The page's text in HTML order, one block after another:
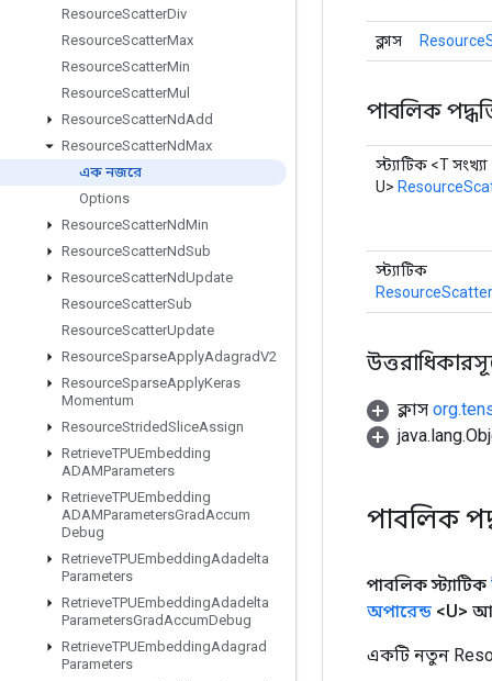
ResourceScatterDiv
ResourceScatterMax
ResourceScatterMin
ResourceScatterMul
ResourceScatterNdAdd
ResourceScatterNdMax
এক নজরে
Options
ResourceScatterNdMin
ResourceScatterNdSub
ResourceScatterNdUpdate
ResourceScatterSub
ResourceScatterUpdate
ResourceSparseApplyAdagradV2
ResourceSparseApplyKeras
Momentum
ResourceStridedSliceAssign
RetrieveTPUEmbedding
ADAMParameters
RetrieveTPUEmbedding
ADAMParametersGradAccum
Debug
RetrieveTPUEmbeddingAdadelta
Parameters
RetrieveTPUEmbeddingAdadelta
ParametersGradAccumDebug
RetrieveTPUEmbeddingAdagrad
Parameters
ক্লাস
পাবলিক
স্ট্যাটিক <T
U>
স্ট্যাটিক
ক্লাস
পাবলিক
পাবলিক স্ট্যাটিক
অপারেন্ড <U>
একটি নতুন